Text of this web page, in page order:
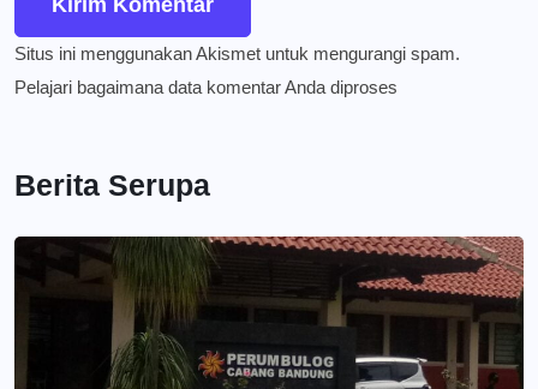
Situs ini menggunakan Akismet untuk mengurangi spam.
Pelajari bagaimana data komentar Anda diproses
Berita Serupa